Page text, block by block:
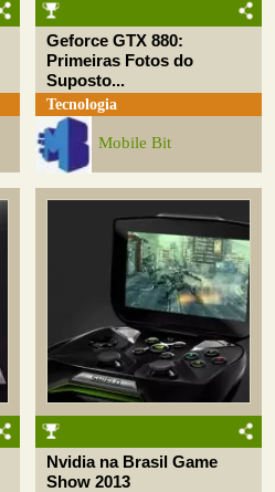
Geforce GTX 880:
Primeiras Fotos do
Suposto...
Tecnologia
Mobile Bit
Nvidia na Brasil Game
Show 2013